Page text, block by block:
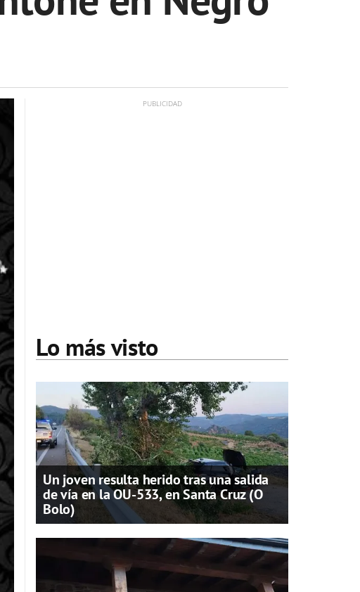
Lo más visto
Un joven resulta herido tras una salida
de vía en la OU-533, en Santa Cruz (O
Bolo)